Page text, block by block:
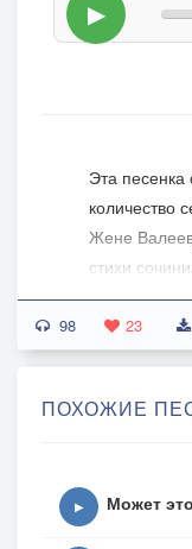
▶
Эта
количество
Жене
стихи
98 23
ПОХОЖИЕ
▶ Может